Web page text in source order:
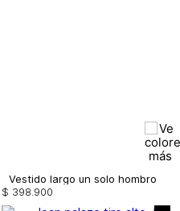
Vestido largo un solo hombro
$ 398.900